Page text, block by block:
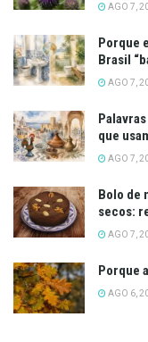
AGO 7,
Porque
Brasil
AGO 7,
que
AGO 7,
Bolo de
secos:
AGO 7,
Porque
AGO 6,